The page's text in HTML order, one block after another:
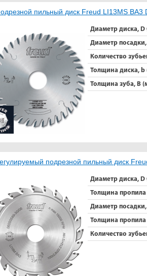
пильный диск Freud LI13MS BA3
Диаметр диска,
Диаметр
Количество
Толщина диска, b
Толщина зуба, B
подрезной пильный диск
Диаметр диска,
Толщина
Диаметр
Толщина пропила
Количество